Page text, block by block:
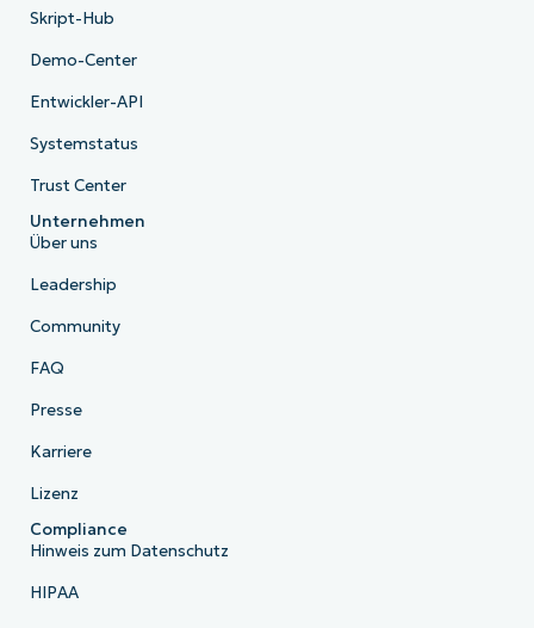
Skript-Hub
Demo-Center
Entwickler-API
Systemstatus
Trust Center
Unternehmen
Über uns
Leadership
Community
FAQ
Presse
Karriere
Lizenz
Compliance
Hinweis zum Datenschutz
HIPAA